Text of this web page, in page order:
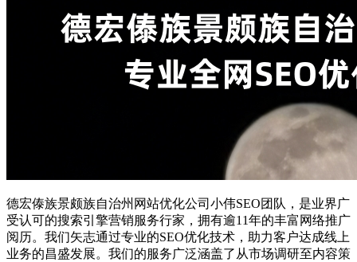
德宏傣族景颇族自治州网站优化公司小伟SEO团队，是业界广
受认可的搜索引擎营销服务行家，拥有逾11年的丰富网络推广
阅历。我们矢志通过专业的SEO优化技术，助力客户达成线上
业务的昌盛发展。我们的服务广泛涵盖了从市场调研至内容策